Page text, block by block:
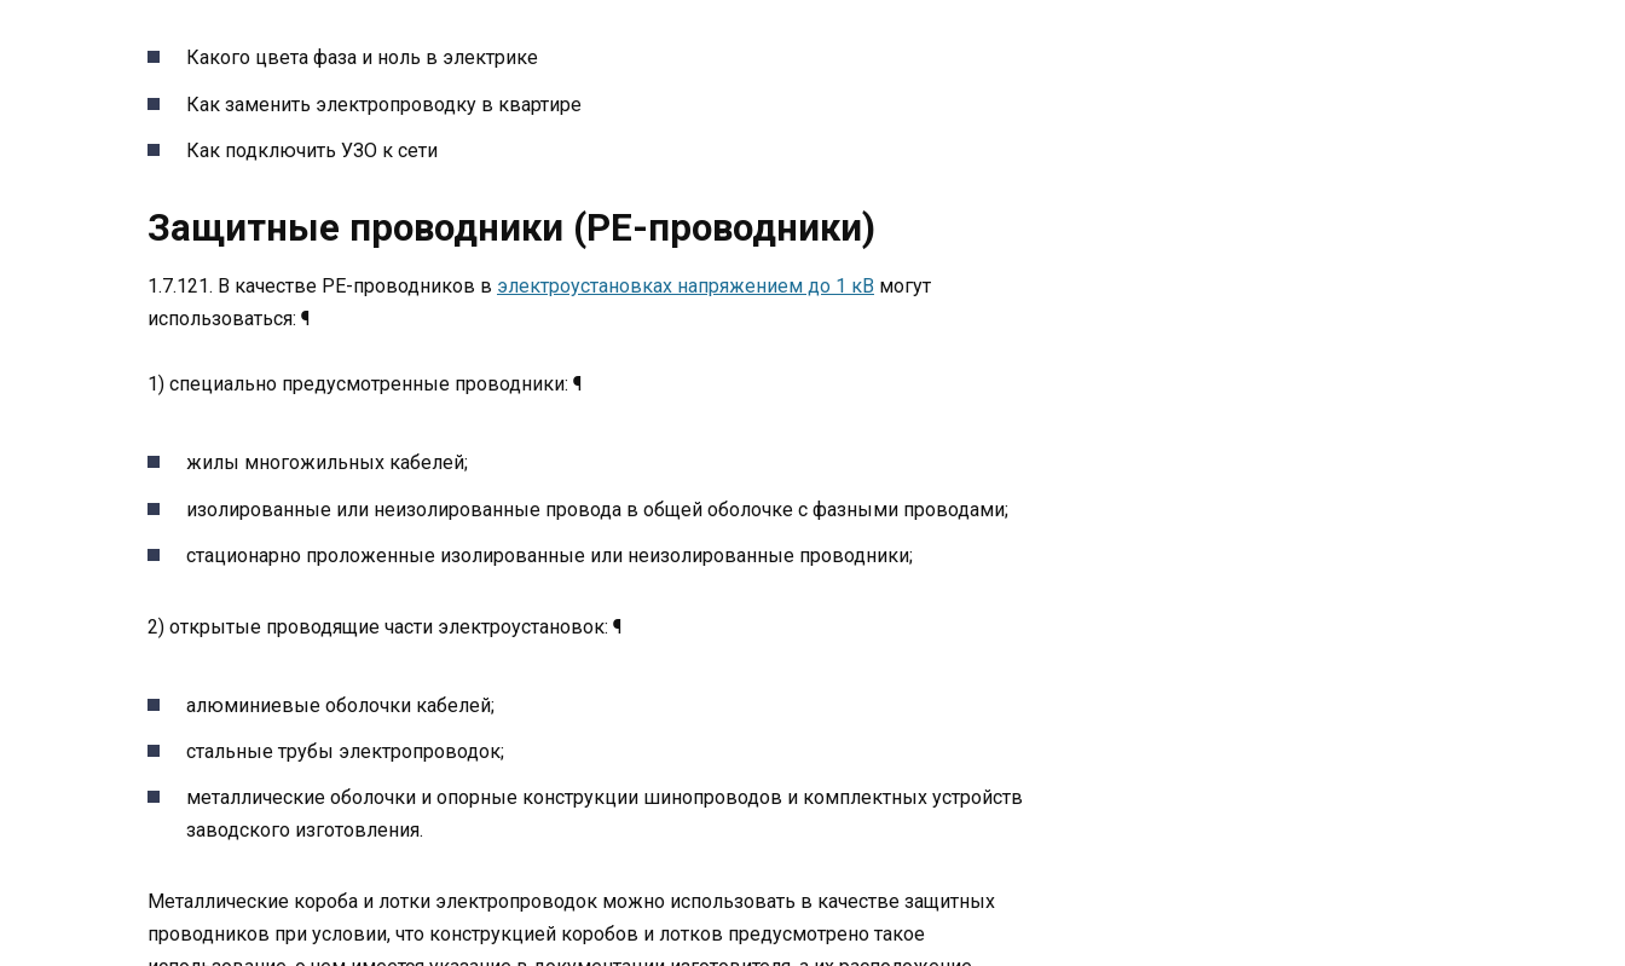
Какого цвета фаза и ноль в электрике
Как заменить электропроводку в квартире
Как подключить УЗО к сети
Защитные проводники (PE-проводники)
1.7.121. В качестве PE-проводников в электроустановках напряжением до 1 кВ могут
использоваться: ¶
1) специально предусмотренные проводники: ¶
жилы многожильных кабелей;
изолированные или неизолированные провода в общей оболочке с фазными проводами;
стационарно проложенные изолированные или неизолированные проводники;
2) открытые проводящие части электроустановок: ¶
алюминиевые оболочки кабелей;
стальные трубы электропроводок;
металлические оболочки и опорные конструкции шинопроводов и комплектных устройств
заводского изготовления.
Металлические короба и лотки электропроводок можно использовать в качестве защитных
проводников при условии, что конструкцией коробов и лотков предусмотрено такое